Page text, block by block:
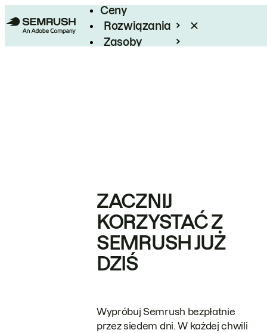
Ceny
Rozwiązania
Zasoby
ZACZNIJ
KORZYSTAĆ Z
SEMRUSH JUŻ
DZIŚ
Wypróbuj Semrush bezpłatnie
przez siedem dni. W każdej chwili